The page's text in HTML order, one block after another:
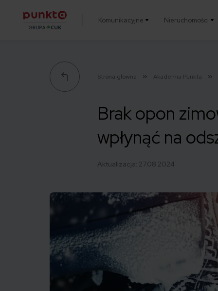
Komunikacyjne Nieruchomości
Strona główna Akademia Punkta
Brak opon
wpłynąć na
Aktualizacja: 27.08.2024